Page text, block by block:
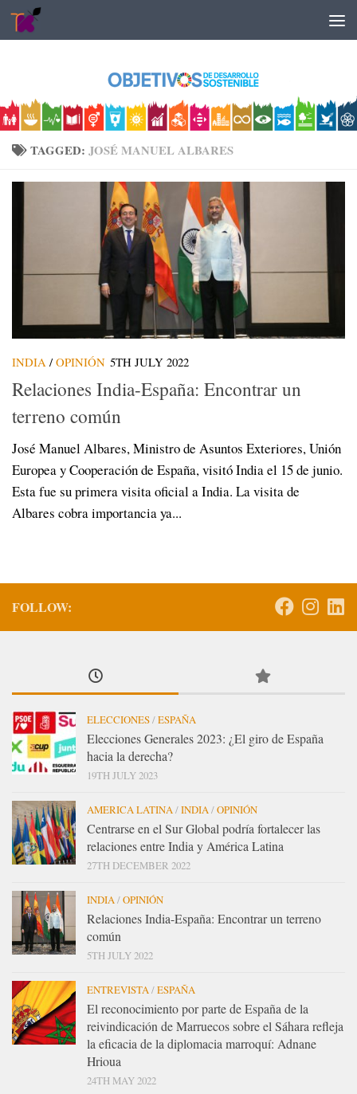
Skip to content
TAGGED: JOSÉ MANUEL ALBARES
INDIA / OPINIÓN 5TH JULY 2022
Relaciones India-España: Encontrar un
terreno común
José Manuel Albares, Ministro de Asuntos Exteriores, Unión
Europea y Cooperación de España, visitó India el 15 de junio.
Esta fue su primera visita oficial a India. La visita de
Albares cobra importancia ya...
FOLLOW:
ELECCIONES/ESPAÑA
Elecciones Generales 2023: ¿El giro de España
hacia la derecha?
19TH JULY 2023
AMERICA LATINA/INDIA/OPINIÓN
Centrarse en el Sur Global podría fortalecer las
relaciones entre India y América Latina
27TH DECEMBER 2022
INDIA/OPINIÓN
Relaciones India-España: Encontrar un terreno
común
5TH JULY 2022
ENTREVISTA/ESPAÑA
El reconocimiento por parte de España de la
reivindicación de Marruecos sobre el Sáhara refleja
la eficacia de la diplomacia marroquí: Adnane
Hrioua
24TH MAY 2022